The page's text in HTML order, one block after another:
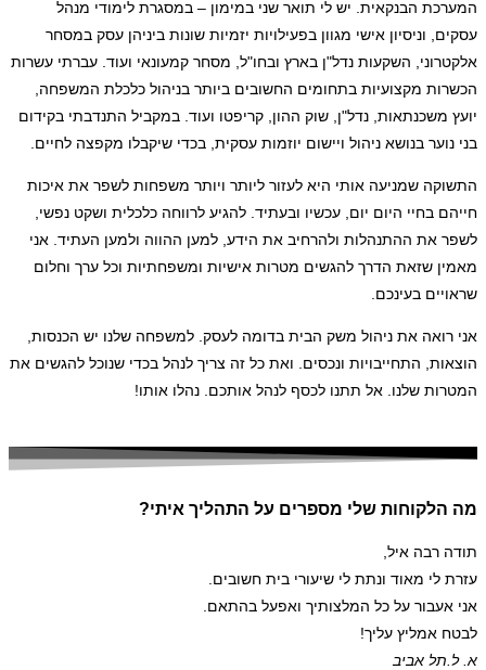
המערכת הבנקאית. יש לי תואר שני במימון – במסגרת לימודי מנהל
עסקים, וניסיון אישי מגוון בפעילויות יזמיות שונות ביניהן עסק במסחר
אלקטרוני, השקעות נדל"ן בארץ ובחו"ל, מסחר קמעונאי ועוד. עברתי עשרות
הכשרות מקצועיות בתחומים החשובים ביותר בניהול כלכלת המשפחה,
יועץ משכנתאות, נדל"ן, שוק ההון, קריפטו ועוד. במקביל התנדבתי בקידום
בני נוער בנושא ניהול ויישום יוזמות עסקית, בכדי שיקבלו מקפצה לחיים.
התשוקה שמניעה אותי היא לעזור ליותר ויותר משפחות לשפר את איכות
חייהם בחיי היום יום, עכשיו ובעתיד. להגיע לרווחה כלכלית ושקט נפשי,
לשפר את ההתנהלות ולהרחיב את הידע, למען ההווה ולמען העתיד. אני
מאמין שזאת הדרך להגשים מטרות אישיות ומשפחתיות וכל ערך וחלום
שראויים בעינכם.
אני רואה את ניהול משק הבית בדומה לעסק. למשפחה שלנו יש הכנסות,
הוצאות, התחייבויות ונכסים. ואת כל זה צריך לנהל בכדי שנוכל להגשים את
המטרות שלנו. אל תתנו לכסף לנהל אותכם. נהלו אותו!
מה הלקוחות שלי מספרים על התהליך איתי?
תודה רבה איל,
עזרת לי מאוד ונתת לי שיעורי בית חשובים.
אני אעבור על כל המלצותיך ואפעל בהתאם.
לבטח אמליץ עליך!
א. ל. תל אביב